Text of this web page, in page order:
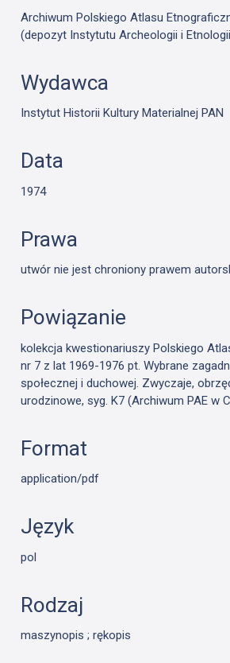
Archiwum Polskiego Atlasu
(depozyt Instytutu Archeologii i
Wydawca
Instytut Historii Kultury Materialnej PAN
Data
1974
Prawa
utwór nie jest chroniony prawem
Powiązanie
kolekcja kwestionariuszy Polskiego
nr 7 z lat 1969-1976 pt. Wybrane
społecznej i duchowej. Zwyczaje,
urodzinowe, syg. K7 (Archiwum PAE w
Format
application/pdf
Język
pol
Rodzaj
maszynopis ; rękopis